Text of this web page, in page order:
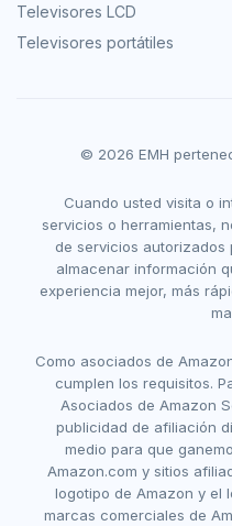
Televisores LCD
Televisores portátiles
© 2026 EMH
Cuando usted visita o
servicios o herramientas,
de servicios autorizados
almacenar información
experiencia mejor, más
Como asociados de
cumplen los requisitos.
Asociados de Amazon
publicidad de afiliación
medio para que
Amazon.com y sitios
logotipo de Amazon y el
marcas comerciales de